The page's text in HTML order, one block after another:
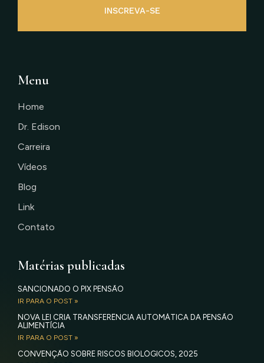
INSCREVA-SE
Menu
Home
Dr. Edison
Carreira
Vídeos
Blog
Link
Contato
Matérias publicadas
SANCIONADO O PIX PENSÃO
IR PARA O POST »
NOVA LEI CRIA TRANSFERÊNCIA AUTOMÁTICA DA PENSÃO
ALIMENTÍCIA
IR PARA O POST »
CONVENÇÃO SOBRE RISCOS BIOLÓGICOS, 2025